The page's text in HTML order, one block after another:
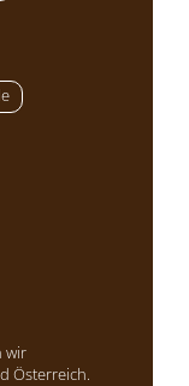
wir
Österreich.